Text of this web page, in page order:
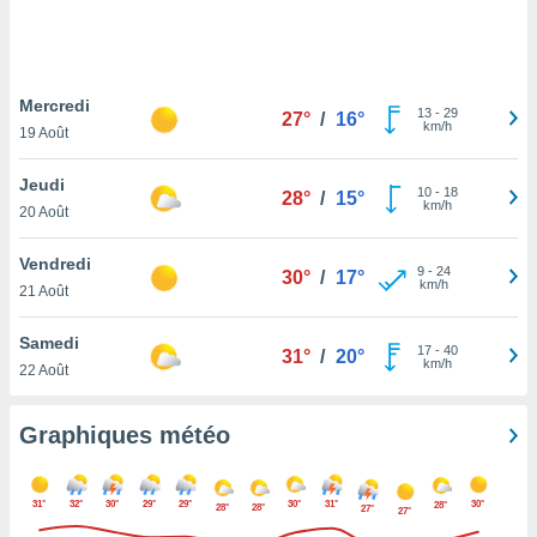
pas
de
cas,
que
sur le
que
ne
Mercredi
19 Août
27° / 16° 13- 29
km/h
Jeudi
20 Août
28° / 15° 10- 18
km/h
Vendredi
21 Août
30° / 17° 9- 24
km/h
Samedi
22 Août
31° / 20° 17- 40
km/h
Graphiques météo
31° 32° 30° 29° 29° 28° 28° 30° 31° 27° 27°
28° 30°